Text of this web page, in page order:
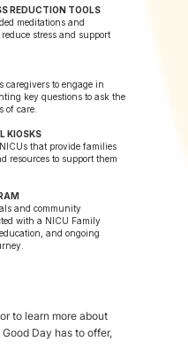
to learn more about
Day has to offer,
REDUCTION TOOLS
meditations and
stress and support
caregivers to engage in
key questions to ask the
of care.
KIOSKS
that provide families
resources to support them
and community
with a NICU Family
and ongoing